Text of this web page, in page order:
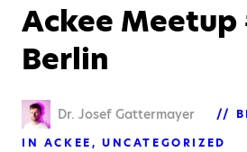
Ackee Meetup
Berlin
Dr. Josef Gattermayer
IN ACKEE
UNCATEGORIZED